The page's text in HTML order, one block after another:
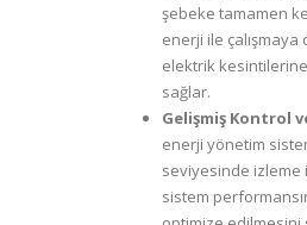
şebeke tamamen
enerji ile
elektrik
sağlar.
Gelişmiş Kontrol
enerji yönetim
seviyesinde izleme
sistem